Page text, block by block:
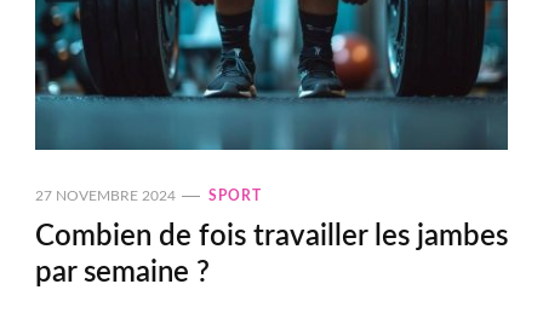
27 NOVEMBRE 2024 SPORT
Combien de fois travailler les jambes
par semaine ?